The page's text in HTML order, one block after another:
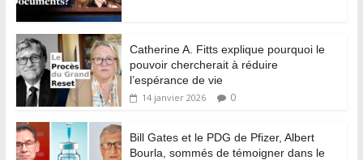
Catherine A. Fitts explique pourquoi le
pouvoir chercherait à réduire
l’espérance de vie
14 janvier 2026 0
Bill Gates et le PDG de Pfizer, Albert
Bourla, sommés de témoigner dans le